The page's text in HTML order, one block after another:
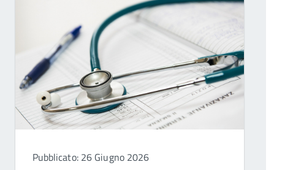
Pubblicato: 26 Giugno 2026